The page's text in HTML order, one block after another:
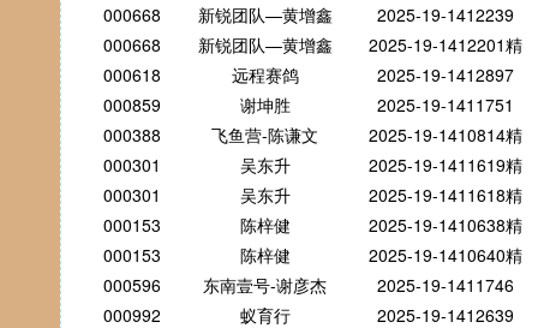
000668
新锐团队—黄增鑫
2025-19-1412239
000668
新锐团队—黄增鑫
2025-19-1412201精
000618
远程赛鸽
2025-19-1412897
000859
谢坤胜
2025-19-1411751
000388
飞鱼营-陈谦文
2025-19-1410814精
000301
吴东升
2025-19-1411619精
000301
吴东升
2025-19-1411618精
000153
陈梓健
2025-19-1410638精
000153
陈梓健
2025-19-1410640精
000596
东南壹号-谢彦杰
2025-19-1411746
000992
蚁育行
2025-19-1412639